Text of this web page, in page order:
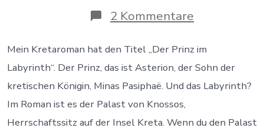
2 Kommentare
Das
ein
Irrgarten
oder
ein
Mein Kretaroman hat den Titel „Der Prinz im
Labyrinth“. Der Prinz, das ist Asterion, der Sohn der
kretischen Königin, Minas Pasiphaë. Und das Labyrinth?
Im Roman ist es der Palast von Knossos,
Herrschaftssitz auf der Insel Kreta. Wenn du den Palast